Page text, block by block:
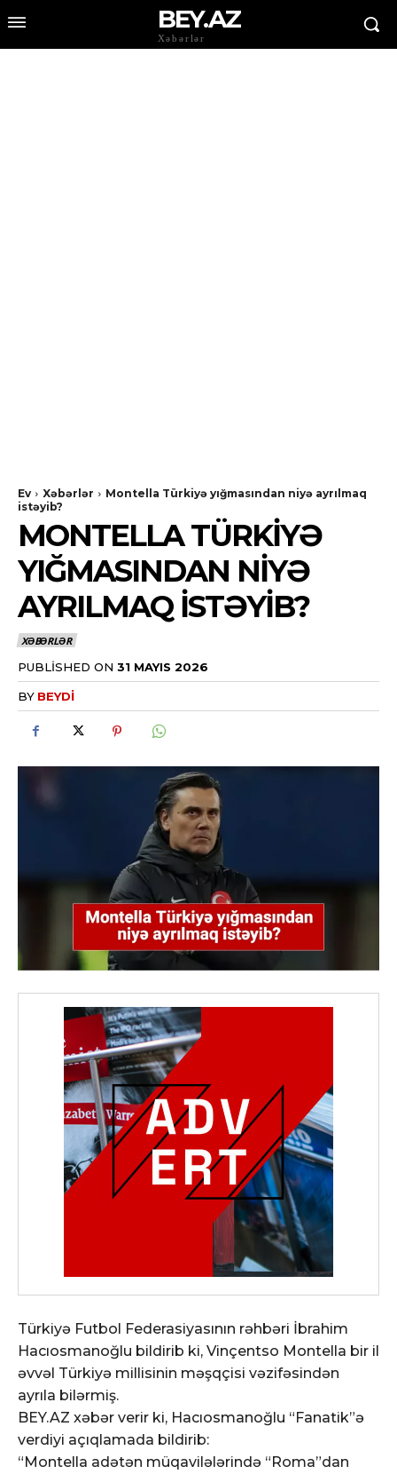
BEY.AZ
Xəbərlər
Ev Xəbərlər
Montella Türkiyə yığmasından niyə ayrılmaq
istəyib?
MONTELLA TÜRKIYƏ
YIĞMASINDAN NIYƏ
AYRILMAQ ISTƏYIB?
XƏBƏRLƏR
PUBLISHED ON 31 MAYIS 2026
BY BEYDI
Türkiyə Futbol Federasiyasının rəhbəri İbrahim
Hacıosmanoğlu bildirib ki, Vinçentso Montella bir il
əvvəl Türkiyə millisinin məşqçisi vəzifəsindən
ayrıla bilərmiş.
BEY.AZ xəbər verir ki, Hacıosmanoğlu “Fanatik”ə
verdiyi açıqlamada bildirib:
“Montella adətən müqavilələrində “Roma”dan